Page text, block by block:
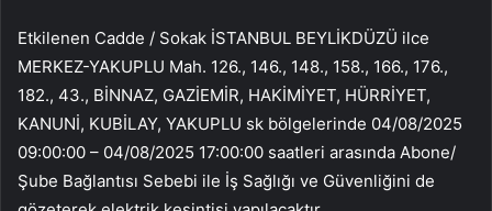
Etkilenen Cadde / Sokak İSTANBUL BEYLİKDÜZÜ ilce
MERKEZ-YAKUPLU Mah. 126., 146., 148., 158., 166., 176.,
182., 43., BİNNAZ, GAZİEMİR, HAKİMİYET, HÜRRİYET,
KANUNİ, KUBİLAY, YAKUPLU sk bölgelerinde 04/08/2025
09:00:00 – 04/08/2025 17:00:00 saatleri arasında Abone/
Şube Bağlantısı Sebebi ile İş Sağlığı ve Güvenliğini de